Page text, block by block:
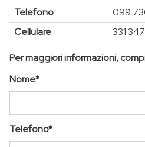
Telefono
099
Cellulare
331
Per maggiori informazioni,
Nome*
Telefono*